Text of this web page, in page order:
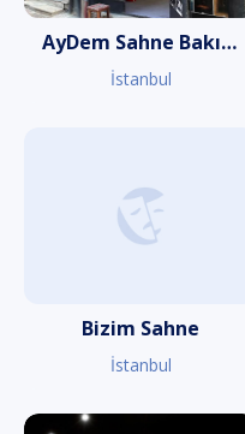
AyDem Sahne Bakırköy
İstanbul
Bizim Sahne
İstanbul